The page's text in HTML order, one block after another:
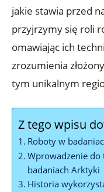
jakie stawia przed
przyjrzymy się roli
omawiając ich
zrozumienia
tym unikalnym
Z tego wpisu
Roboty w
Wprowadzenie⁢
badaniach Arktyki
Historia